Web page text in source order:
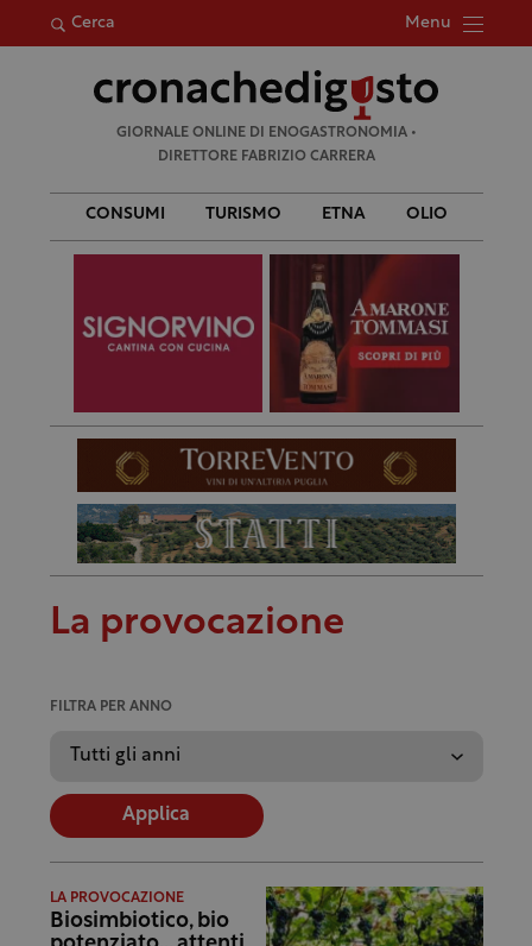
Cerca Menu
per:
GIORNALE ONLINE DI ENOGASTRONOMIA •
DIRETTORE FABRIZIO CARRERA
CONSUMI TURISMO ETNA OLIO
La provocazione
FILTRA PER ANNO
Applica
LA PROVOCAZIONE
Biosimbiotico, bio